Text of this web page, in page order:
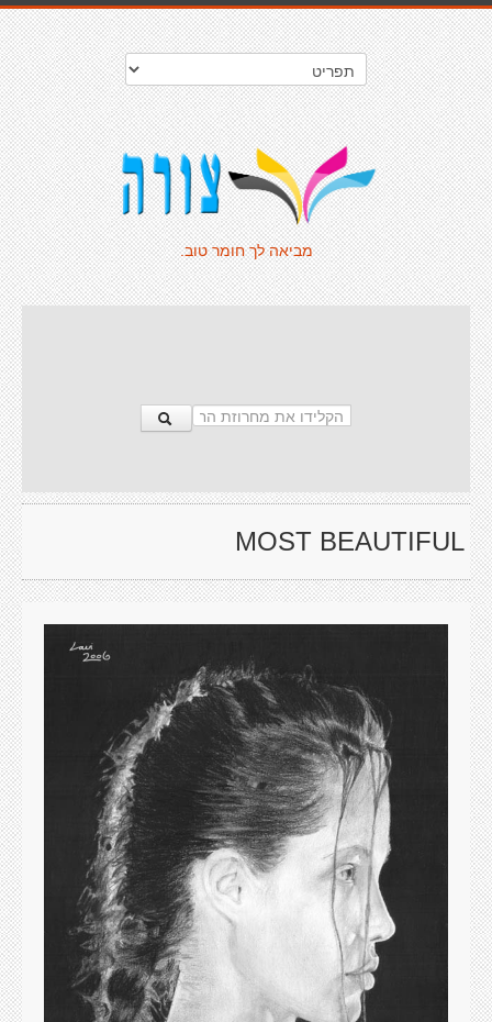
מביאה לך חומר טוב.
MOST BEAUTIFUL